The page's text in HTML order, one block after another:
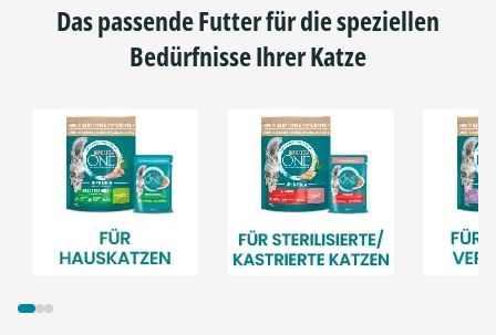
Das passende Futter für die speziellen
Bedürfnisse Ihrer Katze